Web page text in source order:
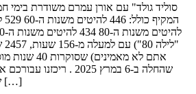
שהחלה ב-6 במרץ 2025 .
ששודרו עד כה. סוליד גולד […]